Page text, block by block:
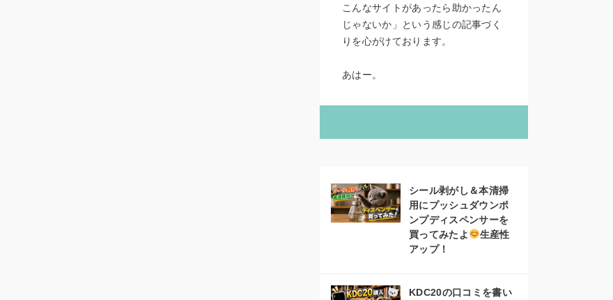
こんなサイトがあったら助かったん
じゃないか」という感じの記事づく
りを心がけております。
あはー。
シール剥がし＆本清掃
用にプッシュダウンポ
ンプディスペンサーを
買ってみたよ
生産性
アップ！
KDC20の口コミを書い